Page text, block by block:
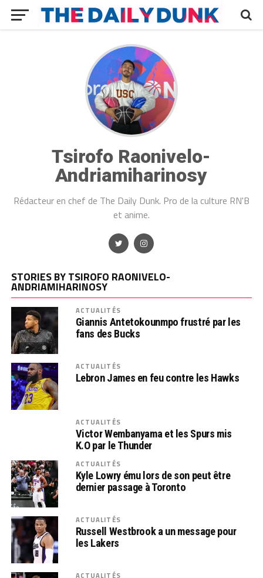
Tsirofo Raonivelo-
Andriamiharinosy
Rédacteur en chef de The Daily Dunk. Pro de la culture RN'B
et anime.
STORIES BY TSIROFO RAONIVELO-
ANDRIAMIHARINOSY
ACTUALITÉS
Giannis Antetokounmpo frustré par les
fans des Bucks
ACTUALITÉS
Lebron James en feu contre les Hawks
ACTUALITÉS
Victor Wembanyama et les Spurs mis
K.O par le Thunder
ACTUALITÉS
Kyle Lowry ému lors de son peut être
dernier passage à Toronto
ACTUALITÉS
Russell Westbrook a un message pour
les Lakers
ACTUALITÉS